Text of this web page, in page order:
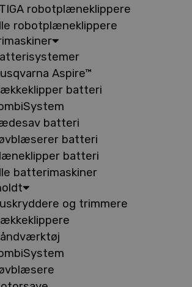
robotplæneklippere
robotplæneklippere
Aspire™
batteri
batteri
batteri
batteri
batterimaskiner
og trimmere